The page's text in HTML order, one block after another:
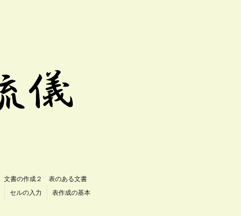
文書の作成２ 表のある文書
セルの入力
表作成の基本